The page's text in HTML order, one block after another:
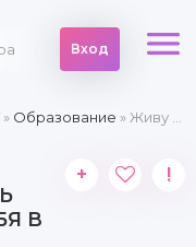
Вход
» Образование » Живу как хочу. Принять прошлое и обрести себя в настоящем
В
+ !